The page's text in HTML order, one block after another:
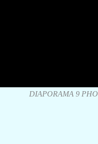
DIAPORAMA 9